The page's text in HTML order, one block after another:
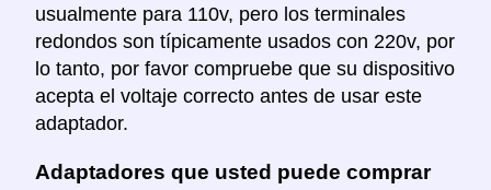
usualmente para 110v, pero los terminales
redondos son típicamente usados con 220v, por
lo tanto, por favor compruebe que su dispositivo
acepta el voltaje correcto antes de usar este
adaptador.
Adaptadores que usted puede comprar